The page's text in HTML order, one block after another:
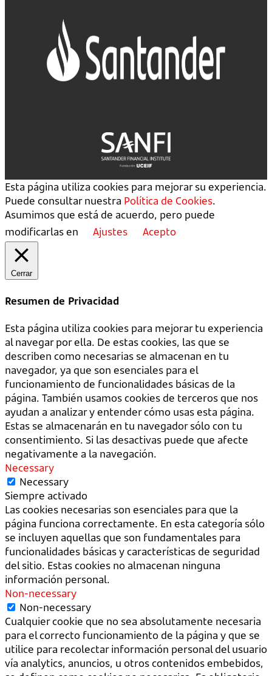
Esta página utiliza cookies para mejorar su experiencia.
Puede consultar nuestra Política de Cookies.
Asumimos que está de acuerdo, pero puede
modificarlas en
Ajustes Acepto
Cerrar
Resumen de Privacidad
Esta página utiliza cookies para mejorar tu experiencia
al navegar por ella. De estas cookies, las que se
describen como necesarias se almacenan en tu
navegador, ya que son esenciales para el
funcionamiento de funcionalidades básicas de la
página. También usamos cookies de terceros que nos
ayudan a analizar y entender cómo usas esta página.
Estas se almacenarán en tu navegador sólo con tu
consentimiento. Si las desactivas puede que afecte
negativamente a la navegación.
Necessary
Necessary
Siempre activado
Las cookies necesarias son esenciales para que la
página funciona correctamente. En esta categoría sólo
se incluyen aquellas que son fundamentales para
funcionalidades básicas y características de seguridad
del sitio. Estas cookies no almacenan ninguna
información personal.
Non-necessary
Non-necessary
Cualquier cookie que no sea absolutamente necesaria
para el correcto funcionamiento de la página y que se
utilice para recolectar información personal del usuario
vía analytics, anuncios, u otros contenidos embebidos,